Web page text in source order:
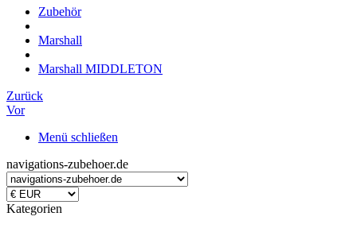
Zubehör
Marshall
Marshall MIDDLETON
Zurück
Vor
Menü schließen
navigations-zubehoer.de
Kategorien